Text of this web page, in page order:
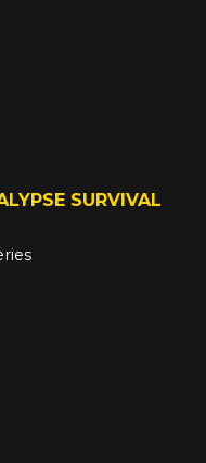
SURVIVAL